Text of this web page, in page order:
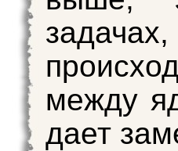
между
дает